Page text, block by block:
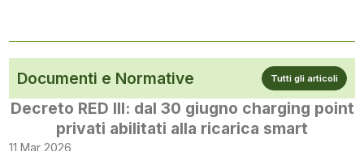
Documenti e Normative Tutti gli articoli
Decreto RED III: dal 30 giugno charging point
privati abilitati alla ricarica smart
11 Mar 2026